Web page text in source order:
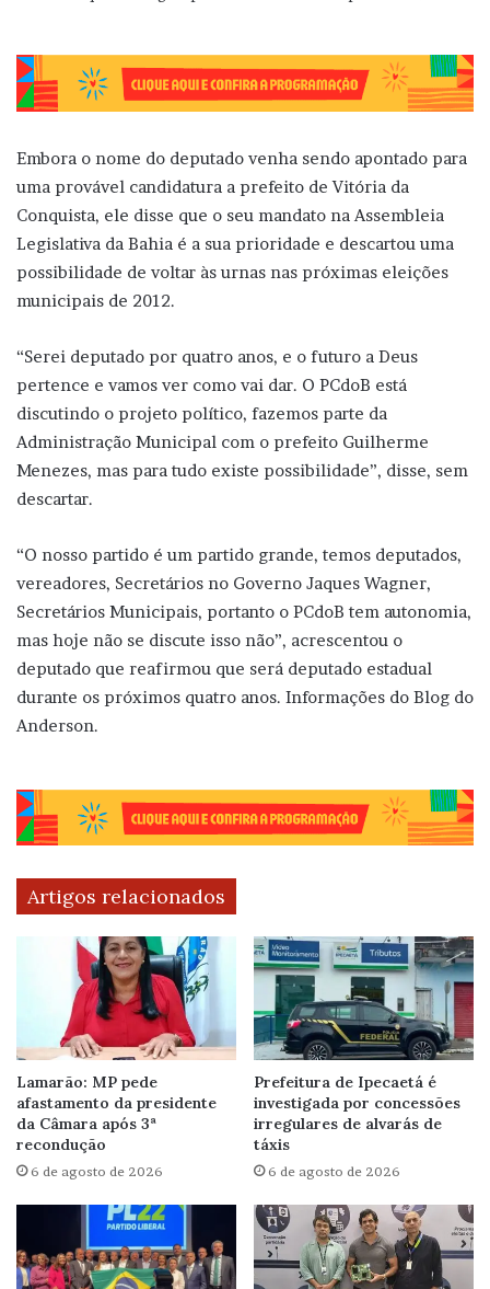
Embora o nome do deputado venha sendo apontado para
uma provável candidatura a prefeito de Vitória da
Conquista, ele disse que o seu mandato na Assembleia
Legislativa da Bahia é a sua prioridade e descartou uma
possibilidade de voltar às urnas nas próximas eleições
municipais de 2012.
“Serei deputado por quatro anos, e o futuro a Deus
pertence e vamos ver como vai dar. O PCdoB está
discutindo o projeto político, fazemos parte da
Administração Municipal com o prefeito Guilherme
Menezes, mas para tudo existe possibilidade”, disse, sem
descartar.
“O nosso partido é um partido grande, temos deputados,
vereadores, Secretários no Governo Jaques Wagner,
Secretários Municipais, portanto o PCdoB tem autonomia,
mas hoje não se discute isso não”, acrescentou o
deputado que reafirmou que será deputado estadual
durante os próximos quatro anos. Informações do Blog do
Anderson.
Artigos relacionados
Lamarão: MP pede
afastamento da presidente
da Câmara após 3ª
recondução
6 de agosto de 2026
Prefeitura de Ipecaetá é
investigada por concessões
irregulares de alvarás de
táxis
6 de agosto de 2026